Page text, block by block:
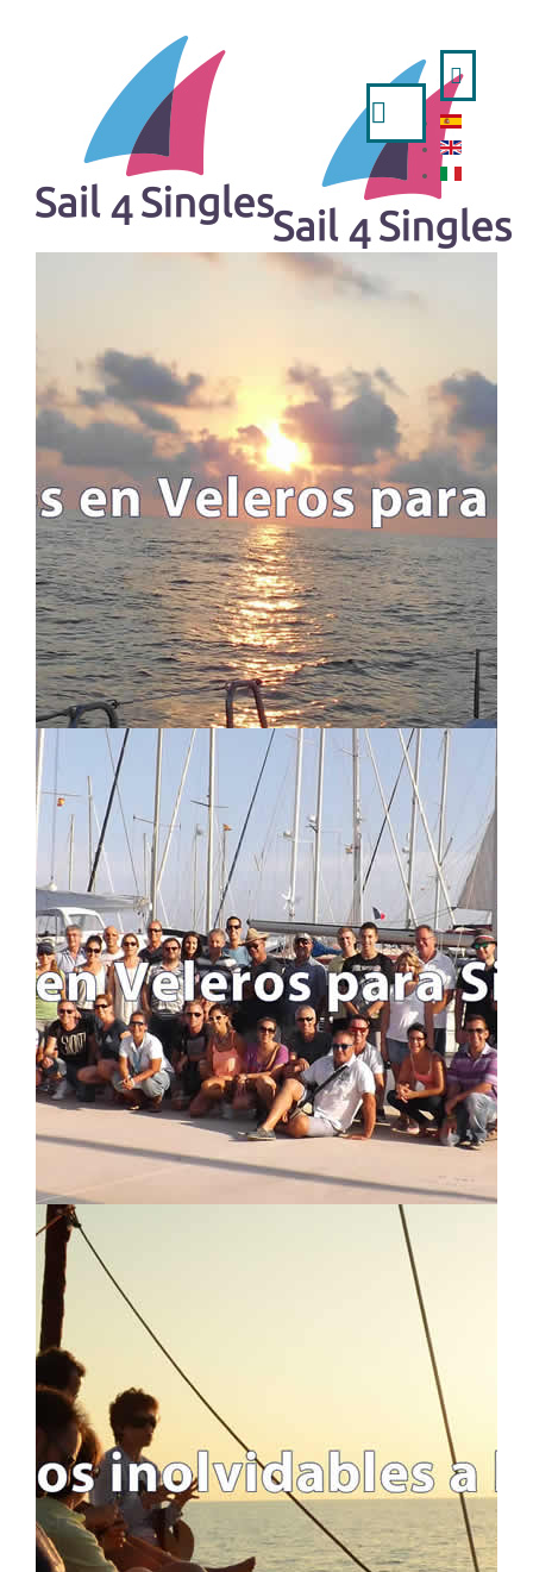
- ITALIANO
OFFERTE VIAGGI
UNA SETTIMANA IN BARCA A VELA
FINE SETTIMANA E PONTI FESTIVI
REGATE
LUNGHE TRAVERSATE
TUTTI I VIAGGI
ITINERARI E ROTTE
INFO UTILI
INFORMAZIONE IMPORTANTE
FAQ - DOMANDE FREQUENTI
CHI SIAMO E CHE FACCIAMO
BLOG
LEGALE
INFORMAZIONE LEGALE
CANCELLAZIONE DEL VIAGGIO
CIRCA S4S!!
POLITICA DEI COOKIES
POLITICA SULLA PRIVACY
CONTATTI
MODULO DI CONTATTO
MAPPA DELLA SITUAZIONE
LOGIN